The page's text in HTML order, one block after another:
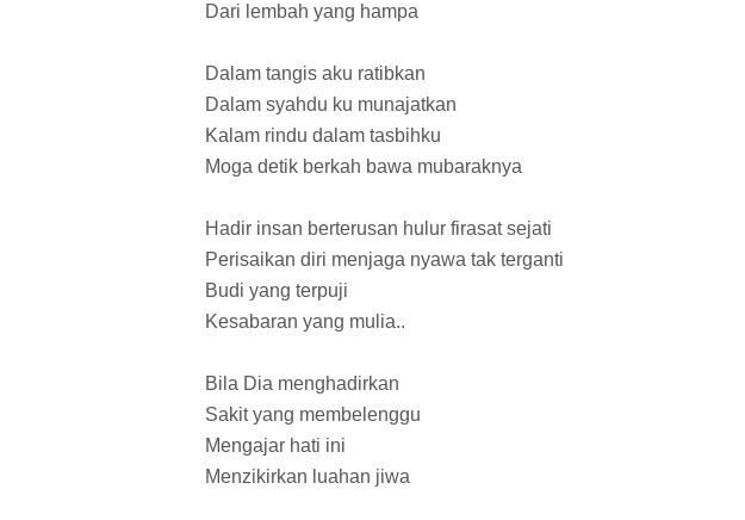
Dari lembah yang hampa
Dalam tangis aku ratibkan
Dalam syahdu ku munajatkan
Kalam rindu dalam tasbihku
Moga detik berkah bawa mubaraknya
Hadir insan berterusan hulur firasat sejati
Perisaikan diri menjaga nyawa tak terganti
Budi yang terpuji
Kesabaran yang mulia..
Bila Dia menghadirkan
Sakit yang membelenggu
Mengajar hati ini
Menzikirkan luahan jiwa